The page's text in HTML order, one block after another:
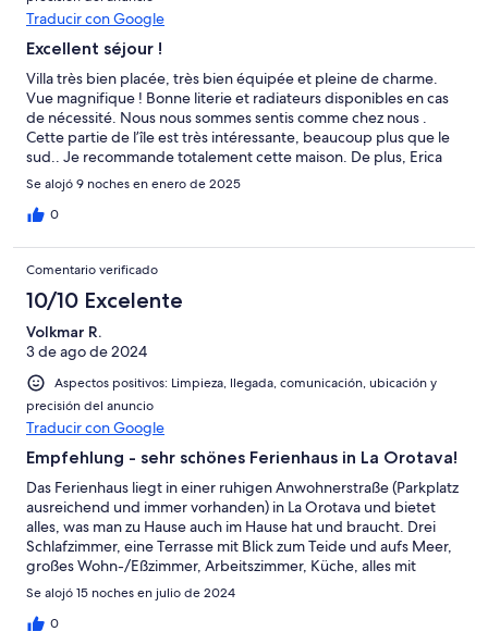
Traducir con Google
Excellent séjour !
Villa très bien placée, très bien équipée et pleine de charme.
Vue magnifique ! Bonne literie et radiateurs disponibles en cas
de nécessité. Nous nous sommes sentis comme chez nous .
Cette partie de l’île est très intéressante, beaucoup plus que le
sud.. Je recommande totalement cette maison. De plus, Erica
est très réactive. Bref, un excellent séjour !
Se alojó 9 noches en enero de 2025
0
Comentario verificado
10/10 Excelente
Volkmar R.
3 de ago de 2024
Aspectos positivos: Limpieza, llegada, comunicación, ubicación y
precisión del anuncio
Traducir con Google
Empfehlung - sehr schönes Ferienhaus in La Orotava!
Das Ferienhaus liegt in einer ruhigen Anwohnerstraße (Parkplatz
ausreichend und immer vorhanden) in La Orotava und bietet
alles, was man zu Hause auch im Hause hat und braucht. Drei
Schlafzimmer, eine Terrasse mit Blick zum Teide und aufs Meer,
großes Wohn-/Eßzimmer, Arbeitszimmer, Küche, alles mit
vollständiger privater Einrichtung und sehr sauber und
gepflegt. Der Eigentümert und die Verwalterin sind zuverlässig,
freundlich und hilfsbereit. Unkomplizierte Abwicklung, hoher
Se alojó 15 noches en julio de 2024
0